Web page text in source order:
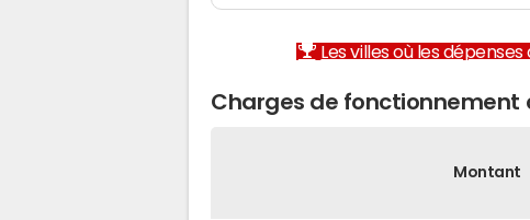
Les villes où les
Charges de fonctionnement
Montant